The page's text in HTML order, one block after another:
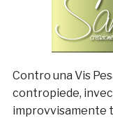
Contro una Vis
contropiede,
improvvisamente